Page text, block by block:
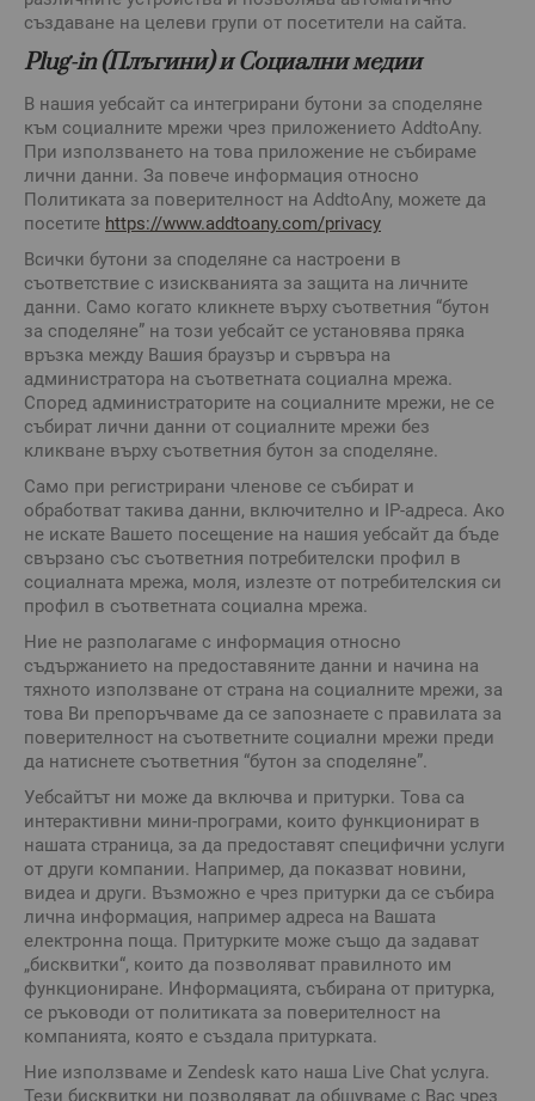
създаване на целеви групи от посетители на сайта.
Plug-in (Плъгини) и Социални медии
В нашия уебсайт са интегрирани бутони за споделяне
към социалните мрежи чрез приложението AddtoAny.
При използването на това приложение не събираме
лични данни. За повече информация относно
Политиката за поверителност на AddtoAny, можете да
посетите https://www.addtoany.com/privacy
Всички бутони за споделяне са настроени в
съответствие с изискванията за защита на личните
данни. Само когато кликнете върху съответния “бутон
за споделяне” на този уебсайт се установява пряка
връзка между Вашия браузър и сървъра на
администратора на съответната социална мрежа.
Според администраторите на социалните мрежи, не се
събират лични данни от социалните мрежи без
кликване върху съответния бутон за споделяне.
Само при регистрирани членове се събират и
обработват такива данни, включително и IP-адреса. Ако
не искате Вашето посещение на нашия уебсайт да бъде
свързано със съответния потребителски профил в
социалната мрежа, моля, излезте от потребителския си
профил в съответната социална мрежа.
Ние не разполагаме с информация относно
съдържанието на предоставяните данни и начина на
тяхното използване от страна на социалните мрежи, за
това Ви препоръчваме да се запознаете с правилата за
поверителност на съответните социални мрежи преди
да натиснете съответния “бутон за споделяне”.
Уебсайтът ни може да включва и притурки. Това са
интерактивни мини-програми, които функционират в
нашата страница, за да предоставят специфични услуги
от други компании. Например, да показват новини,
видеа и други. Възможно е чрез притурки да се събира
лична информация, например адреса на Вашата
електронна поща. Притурките може също да задават
„бисквитки“, които да позволяват правилното им
функциониране. Информацията, събирана от притурка,
се ръководи от политиката за поверителност на
компанията, която е създала притурката.
Ние използваме и Zendesk като наша Live Chat услуга.
Тези бисквитки ни позволяват да общуваме с Вас чрез